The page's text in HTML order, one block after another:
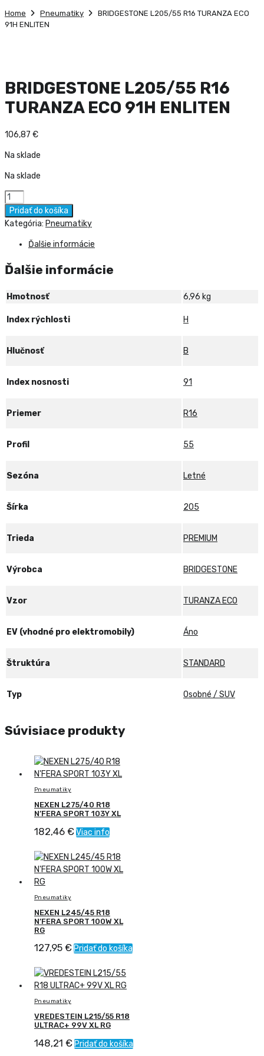
Home Pneumatiky
BRIDGESTONE L205/55 R16 TURANZA ECO
91H ENLITEN
BRIDGESTONE L205/55 R16
TURANZA ECO 91H ENLITEN
106,87 €
Na sklade
Na sklade
množstvo
BRIDGESTONE
L205/55
TURANZA
91H
Pridať do košíka
Kategória: Pneumatiky
Ďalšie informácie
Ďalšie informácie
Hmotnosť 6,96 kg
Index rýchlosti H
Hlučnosť B
Index nosnosti 91
Priemer R16
Profil 55
Sezóna Letné
Šírka 205
Trieda PREMIUM
Výrobca BRIDGESTONE
Vzor TURANZA ECO
EV (vhodné pro elektromobily) Áno
Štruktúra STANDARD
Typ Osobné / SUV
Súvisiace produkty
Pneumatiky
NEXEN L275/40 R18
N’FERA SPORT 103Y XL
182,46 €Viac info
Pneumatiky
NEXEN L245/45 R18
N’FERA SPORT 100W XL
RG
127,95 €Pridať do košíka
Pneumatiky
VREDESTEIN L215/55 R18
ULTRAC+ 99V XL RG
148,21 € Pridať do košíka